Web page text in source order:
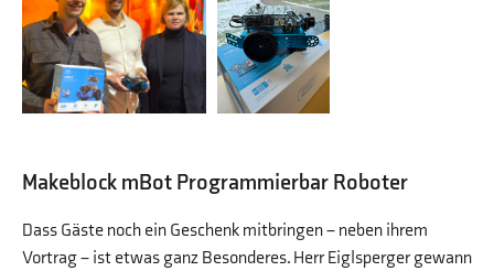
Makeblock mBot Programmierbar Roboter
Dass Gäste noch ein Geschenk mitbringen – neben ihrem
Vortrag – ist etwas ganz Besonderes. Herr Eiglsperger gewann